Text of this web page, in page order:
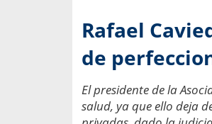
Rafael
de
El presidente de la
salud, ya que ello deja
por incapacidad